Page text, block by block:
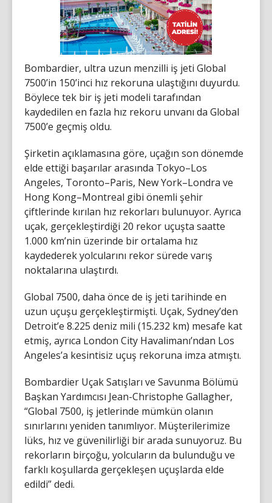
Bombardier, ultra uzun menzilli iş jeti Global
7500’in 150’inci hız rekoruna ulaştığını duyurdu.
Böylece tek bir iş jeti modeli tarafından
kaydedilen en fazla hız rekoru unvanı da Global
7500’e geçmiş oldu.
Şirketin açıklamasına göre, uçağın son dönemde
elde ettiği başarılar arasında Tokyo–Los
Angeles, Toronto–Paris, New York–Londra ve
Hong Kong–Montreal gibi önemli şehir
çiftlerinde kırılan hız rekorları bulunuyor. Ayrıca
uçak, gerçekleştirdiği 20 rekor uçuşta saatte
1.000 km’nin üzerinde bir ortalama hız
kaydederek yolcularını rekor sürede varış
noktalarına ulaştırdı.
Global 7500, daha önce de iş jeti tarihinde en
uzun uçuşu gerçekleştirmişti. Uçak, Sydney’den
Detroit’e 8.225 deniz mili (15.232 km) mesafe kat
etmiş, ayrıca London City Havalimanı’ndan Los
Angeles’a kesintisiz uçuş rekoruna imza atmıştı.
Bombardier Uçak Satışları ve Savunma Bölümü
Başkan Yardımcısı Jean-Christophe Gallagher,
“Global 7500, iş jetlerinde mümkün olanın
sınırlarını yeniden tanımlıyor. Müşterilerimize
lüks, hız ve güvenilirliği bir arada sunuyoruz. Bu
rekorların birçoğu, yolcuların da bulunduğu ve
farklı koşullarda gerçekleşen uçuşlarda elde
edildi” dedi.